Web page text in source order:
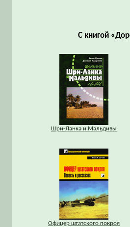
С книгой
Шри-Ланка и Мальдивы
Офицер штатского покроя